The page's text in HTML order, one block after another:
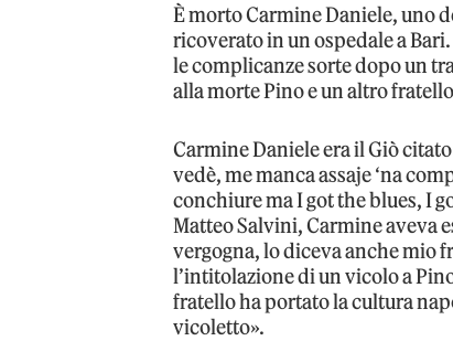
È morto Carmine Daniele, uno
ricoverato in un ospedale a
le complicanze sorte dopo un
alla morte Pino e un altro
Carmine Daniele era il Giò
vedè, me manca assaje ‘na
conchiure ma I got the blues, I
Matteo Salvini, Carmine aveva
vergogna, lo diceva anche mio
l’intitolazione di un vicolo a
fratello ha portato la cultura
vicoletto».